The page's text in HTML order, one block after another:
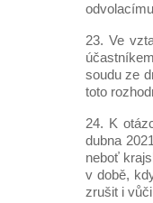
23. Ve
soudu ze
toto
24. K
dubna
neboť
v době,
zrušit i